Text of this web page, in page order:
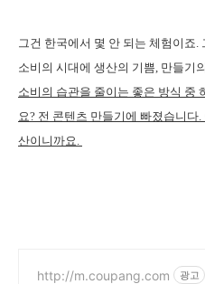
그건 한국에서 몇 안 되는 체험이죠
소비의 시대에 생산의 기쁨, 만들기
소비의 습관을 줄이는 좋은 방식 중
요? 전 콘텐츠 만들기에 빠졌습니다
산이니까요.
http://m.coupang.com 광고